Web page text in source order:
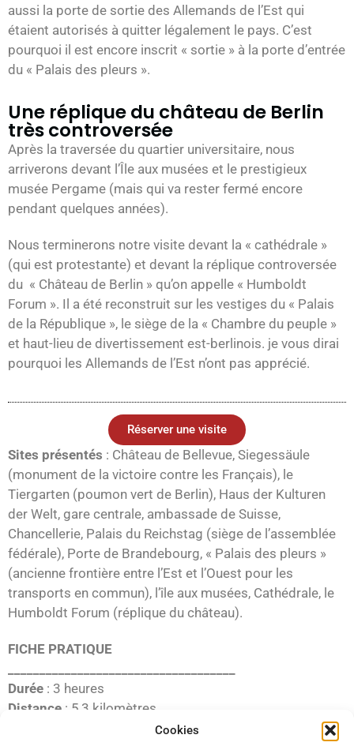
Cookies
aussi la porte de sortie des Allemands de l’Est qui
étaient autorisés à quitter légalement le pays. C’est
pourquoi il est encore inscrit « sortie » à la porte d’entrée
du « Palais des pleurs ».
Une réplique du château de Berlin
très controversée
Après la traversée du quartier universitaire, nous
arriverons devant l’Île aux musées et le prestigieux
musée Pergame (mais qui va rester fermé encore
pendant quelques années).
Nous terminerons notre visite devant la « cathédrale »
(qui est protestante) et devant la réplique controversée
du « Château de Berlin » qu’on appelle « Humboldt
Forum ». Il a été reconstruit sur les vestiges du « Palais
de la République », le siège de la « Chambre du peuple »
et haut-lieu de divertissement est-berlinois. je vous dirai
pourquoi les Allemands de l’Est n’ont pas apprécié.
Réserver une visite
Sites présentés : Château de Bellevue, Siegessäule
(monument de la victoire contre les Français), le
Tiergarten (poumon vert de Berlin), Haus der Kulturen
der Welt, gare centrale, ambassade de Suisse,
Chancellerie, Palais du Reichstag (siège de l’assemblée
fédérale), Porte de Brandebourg, « Palais des pleurs »
(ancienne frontière entre l’Est et l’Ouest pour les
transports en commun), l’île aux musées, Cathédrale, le
Humboldt Forum (réplique du château).
FICHE PRATIQUE
Durée : 3 heures
Distance : 5,3 kilomètres
: Château de Bellevue